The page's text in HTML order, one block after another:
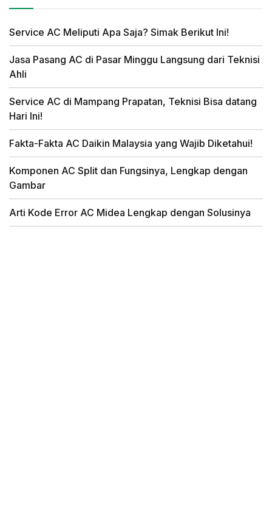
Service AC Meliputi Apa Saja? Simak Berikut Ini!
Jasa Pasang AC di Pasar Minggu Langsung dari Teknisi
Ahli
Service AC di Mampang Prapatan, Teknisi Bisa datang
Hari Ini!
Fakta-Fakta AC Daikin Malaysia yang Wajib Diketahui!
Komponen AC Split dan Fungsinya, Lengkap dengan
Gambar
Arti Kode Error AC Midea Lengkap dengan Solusinya